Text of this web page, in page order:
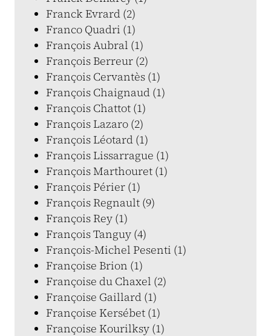
Franck Evrard (2)
Franco Quadri (1)
François Aubral (1)
François Berreur (2)
François Cervantès (1)
François Chaignaud (1)
François Chattot (1)
François Lazaro (2)
François Léotard (1)
François Lissarrague (1)
François Marthouret (1)
François Périer (1)
François Regnault (9)
François Rey (1)
François Tanguy (4)
François-Michel Pesenti (1)
Françoise Brion (1)
Françoise du Chaxel (2)
Françoise Gaillard (1)
Françoise Kersébet (1)
Françoise Kourilksy (1)